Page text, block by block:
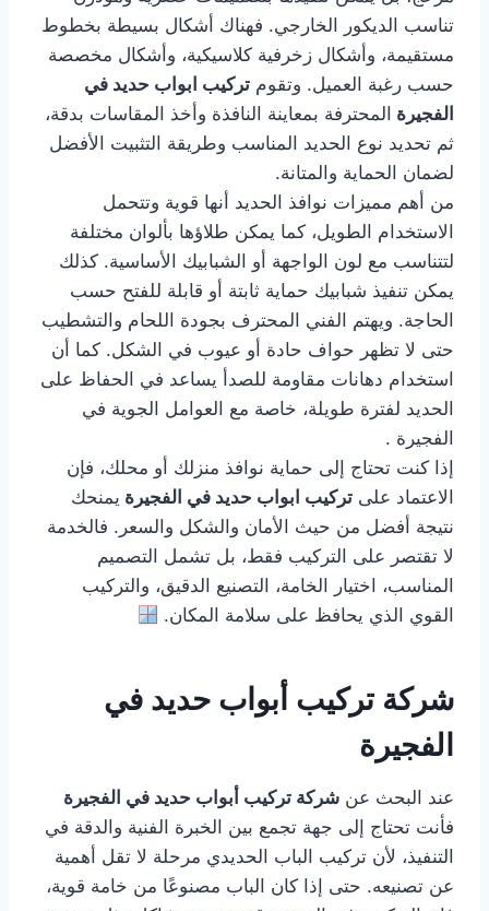
تناسب الديكور الخارجي. فهناك أشكال بسيطة بخطوط
مستقيمة، وأشكال زخرفية كلاسيكية، وأشكال مخصصة
حسب رغبة العميل. وتقوم تركيب ابواب حديد في
الفجيرة المحترفة بمعاينة النافذة وأخذ المقاسات بدقة،
ثم تحديد نوع الحديد المناسب وطريقة التثبيت الأفضل
لضمان الحماية والمتانة.
من أهم مميزات نوافذ الحديد أنها قوية وتتحمل
الاستخدام الطويل، كما يمكن طلاؤها بألوان مختلفة
لتتناسب مع لون الواجهة أو الشبابيك الأساسية. كذلك
يمكن تنفيذ شبابيك حماية ثابتة أو قابلة للفتح حسب
الحاجة. ويهتم الفني المحترف بجودة اللحام والتشطيب
حتى لا تظهر حواف حادة أو عيوب في الشكل. كما أن
استخدام دهانات مقاومة للصدأ يساعد في الحفاظ على
الحديد لفترة طويلة، خاصة مع العوامل الجوية في
الفجيرة .
إذا كنت تحتاج إلى حماية نوافذ منزلك أو محلك، فإن
الاعتماد على تركيب ابواب حديد في الفجيرة يمنحك
نتيجة أفضل من حيث الأمان والشكل والسعر. فالخدمة
لا تقتصر على التركيب فقط، بل تشمل التصميم
المناسب، اختيار الخامة، التصنيع الدقيق، والتركيب
القوي الذي يحافظ على سلامة المكان.
شركة تركيب أبواب حديد في
الفجيرة
عند البحث عن شركة تركيب أبواب حديد في الفجيرة
فأنت تحتاج إلى جهة تجمع بين الخبرة الفنية والدقة في
التنفيذ، لأن تركيب الباب الحديدي مرحلة لا تقل أهمية
عن تصنيعه. حتى إذا كان الباب مصنوعًا من خامة قوية،